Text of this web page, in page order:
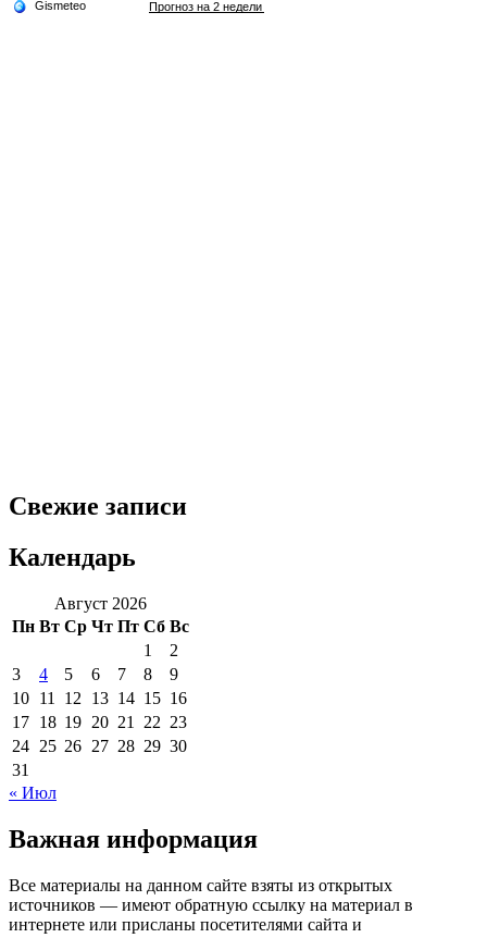
Свежие записи
Календарь
Август 2026
Пн Вт Ср Чт Пт Сб Вс
1
2
3
4 5 6 7 8
9
10 11 12 13 14 15 16
17 18 19 20 21 22 23
24 25 26 27 28 29 30
31
« Июл
Важная информация
Все материалы на данном сайте взяты из открытых
источников — имеют обратную ссылку на материал в
интернете или присланы посетителями сайта и